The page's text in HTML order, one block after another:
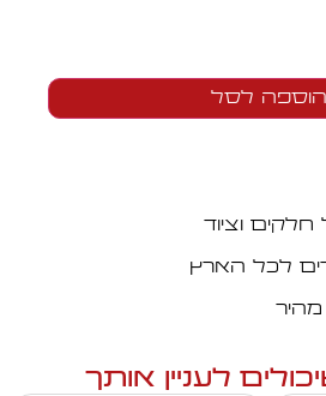
הוספה לסל
וציוד
לכל הארץ
לעניין אותך